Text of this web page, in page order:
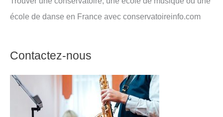
école de danse en France avec conservatoireinfo.com
Contactez-nous